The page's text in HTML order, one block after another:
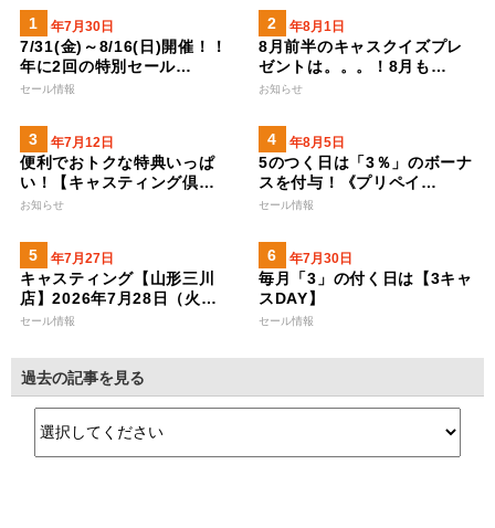
2026年7月30日
7/31(金)～8/16(日)開催！！
年に2回の特別セール…
セール情報
2026年8月1日
8月前半のキャスクイズプレ
ゼントは。。。！8月も…
お知らせ
2023年7月12日
便利でおトクな特典いっぱ
い！【キャスティング倶…
お知らせ
2026年8月5日
5のつく日は「3％」のボーナ
スを付与！《プリペイ…
セール情報
2026年7月27日
キャスティング【山形三川
店】2026年7月28日（火…
セール情報
2026年7月30日
毎月「3」の付く日は【3キャ
スDAY】
セール情報
過去の記事を見る